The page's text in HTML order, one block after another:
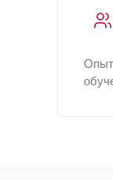
Опыт